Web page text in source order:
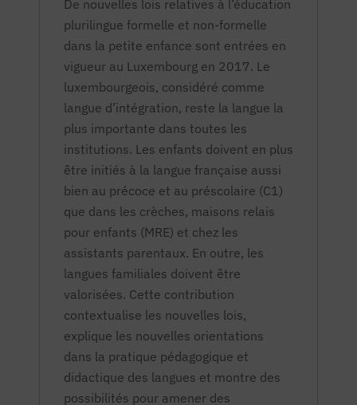
De nouvelles lois relatives à l’éducation
plurilingue formelle et non-formelle
dans la petite enfance sont entrées en
vigueur au Luxembourg en 2017. Le
luxembourgeois, considéré comme
langue d’intégration, reste la langue la
plus importante dans toutes les
institutions. Les enfants doivent en plus
être initiés à la langue française aussi
bien au précoce et au préscolaire (C1)
que dans les crèches, maisons relais
pour enfants (MRE) et chez les
assistants parentaux. En outre, les
langues familiales doivent être
valorisées. Cette contribution
contextualise les nouvelles lois,
explique les nouvelles orientations
dans la pratique pédagogique et
didactique des langues et montre des
possibilités pour amener des